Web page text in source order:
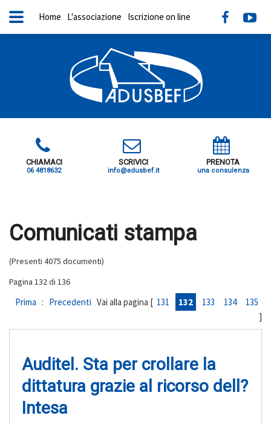
CHIAMACI
06 4818632
SCRIVICI
info@adusbef.it
PRENOTA
una consulenza
Home L'associazione Iscrizione on line
Comunicati stampa
(Presenti 4075 documenti)
Pagina 132 di 136
Prima : Precedenti Vai alla pagina [ 131 132 133 134
135
]
Auditel. Sta per crollare la
dittatura grazie al ricorso dell?
Intesa